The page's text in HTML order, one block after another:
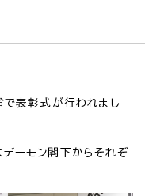
で表彰式が行われまし
ーモン閣下からそれぞ